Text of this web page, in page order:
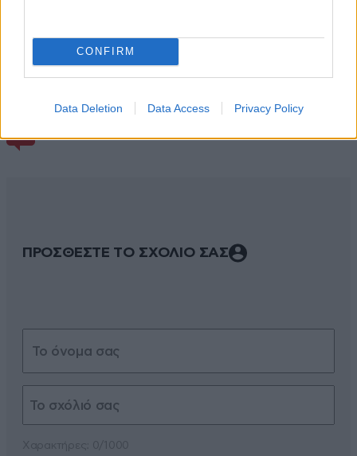
CONFIRM
Data Deletion Data Access Privacy Policy
ΣΧΌΛΙΑ ΑΝΑΓΝΩΣΤΏΝ
ΠΡΟΣΘΕΣΤΕ ΤΟ ΣΧΟΛΙΟ ΣΑΣ